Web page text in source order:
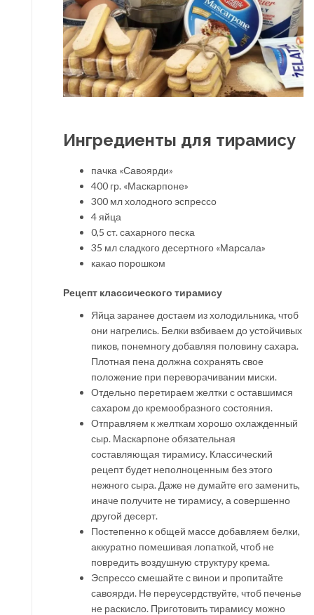
Ингредиенты для тирамису
пачка «Савоярди»
400 гр. «Маскарпоне»
300 мл холодного эспрессо
4 яйца
0,5 ст. сахарного песка
35 мл сладкого десертного «Марсала»
какао порошком
Рецепт классического тирамису
Яйца заранее достаем из холодильника, чтоб
они нагрелись. Белки взбиваем до устойчивых
пиков, понемногу добавляя половину сахара.
Плотная пена должна сохранять свое
положение при переворачивании миски.
Отдельно перетираем желтки с оставшимся
сахаром до кремообразного состояния.
Отправляем к желткам хорошо охлажденный
сыр. Маскарпоне обязательная
составляющая тирамису. Классический
рецепт будет неполноценным без этого
нежного сыра. Даже не думайте его заменить,
иначе получите не тирамису, а совершенно
другой десерт.
Постепенно к общей массе добавляем белки,
аккуратно помешивая лопаткой, чтоб не
повредить воздушную структуру крема.
Эспрессо смешайте с винои и пропитайте
савоярди. Не переусердствуйте, чтоб печенье
не раскисло. Приготовить тирамису можно